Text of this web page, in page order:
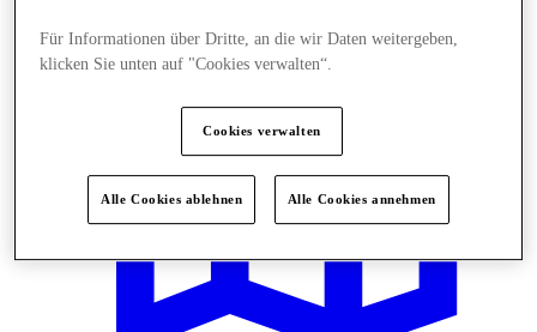
Für Informationen über Dritte, an die wir Daten weitergeben,
klicken Sie unten auf "Cookies verwalten“.
Cookies verwalten
Alle Cookies ablehnen Alle Cookies annehmen